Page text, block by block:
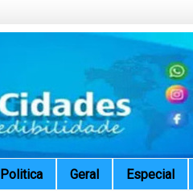
Politica Geral Especial